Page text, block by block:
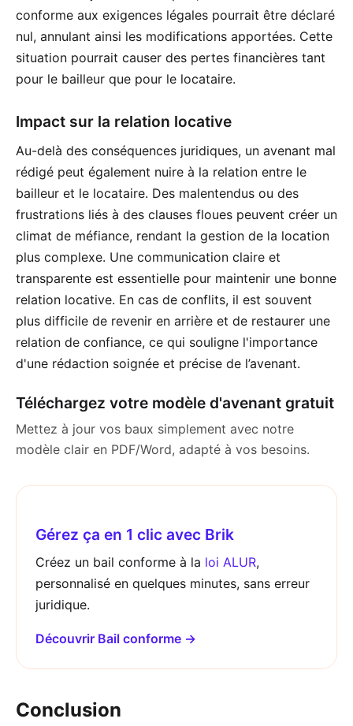
conforme aux exigences légales pourrait être déclaré
nul, annulant ainsi les modifications apportées. Cette
situation pourrait causer des pertes financières tant
pour le bailleur que pour le locataire.
Impact sur la relation locative
Au-delà des conséquences juridiques, un avenant mal
rédigé peut également nuire à la relation entre le
bailleur et le locataire. Des malentendus ou des
frustrations liés à des clauses floues peuvent créer un
climat de méfiance, rendant la gestion de la location
plus complexe. Une communication claire et
transparente est essentielle pour maintenir une bonne
relation locative. En cas de conflits, il est souvent
plus difficile de revenir en arrière et de restaurer une
relation de confiance, ce qui souligne l'importance
d'une rédaction soignée et précise de l’avenant.
Téléchargez votre modèle d'avenant gratuit
Mettez à jour vos baux simplement avec notre
modèle clair en PDF/Word, adapté à vos besoins.
Gérez ça en 1 clic avec Brik
Créez un bail conforme à la loi ALUR,
personnalisé en quelques minutes, sans erreur
juridique.
Découvrir Bail conforme →
Conclusion